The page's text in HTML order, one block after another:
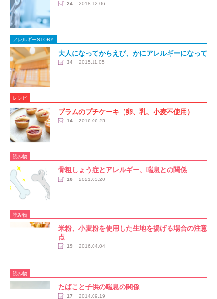
24 2018.12.06
アレルギーSTORY
大人になってからえび、かにアレルギーになって
34 2015.11.05
レシピ
プラムのプチケーキ（卵、乳、小麦不使用）
14 2016.06.25
読み物
骨粗しょう症とアレルギー、喘息との関係
16 2021.03.20
読み物
米粉、小麦粉を使用した生地を揚げる場合の注意
点
19 2016.04.04
読み物
たばこと子供の喘息の関係
17 2014.09.19